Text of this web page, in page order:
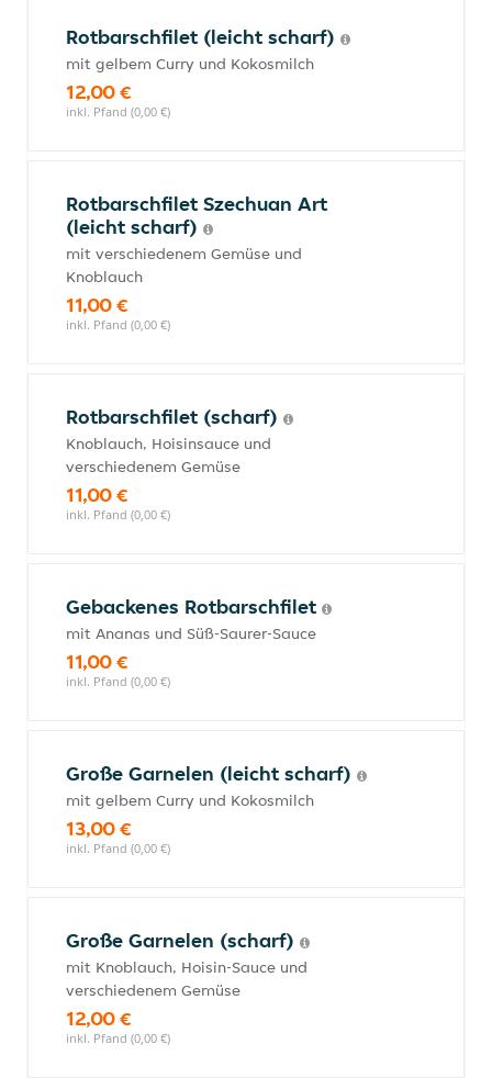
Rotbarschfilet (leicht scharf)
mit gelbem Curry und Kokosmilch
12,00 €
inkl. Pfand (0,00 €)
Rotbarschfilet Szechuan Art
(leicht scharf)
mit verschiedenem Gemüse und
Knoblauch
11,00 €
inkl. Pfand (0,00 €)
Rotbarschfilet (scharf)
Knoblauch, Hoisinsauce und
verschiedenem Gemüse
11,00 €
inkl. Pfand (0,00 €)
Gebackenes Rotbarschfilet
mit Ananas und Süß-Saurer-Sauce
11,00 €
inkl. Pfand (0,00 €)
Große Garnelen (leicht scharf)
mit gelbem Curry und Kokosmilch
13,00 €
inkl. Pfand (0,00 €)
Große Garnelen (scharf)
mit Knoblauch, Hoisin-Sauce und
verschiedenem Gemüse
12,00 €
inkl. Pfand (0,00 €)